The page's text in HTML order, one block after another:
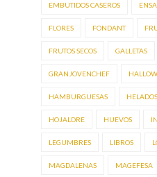
EMBUTIDOS CASEROS
FLORES FONDANT
FRUTOS SECOS GALLETAS
GRANJOVENCHEF
HAMBURGUESAS HELADOS
HOJALDRE HUEVOS
LEGUMBRES LIBROS
MAGDALENAS MAGEFESA